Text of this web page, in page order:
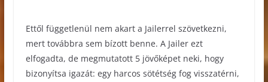
Ettől függetlenül nem akart a Jailerrel szövetkezni,
mert továbbra sem bízott benne. A Jailer ezt
elfogadta, de megmutatott 5 jövőképet neki, hogy
bizonyítsa igazát: egy harcos sötétség fog visszatérni,